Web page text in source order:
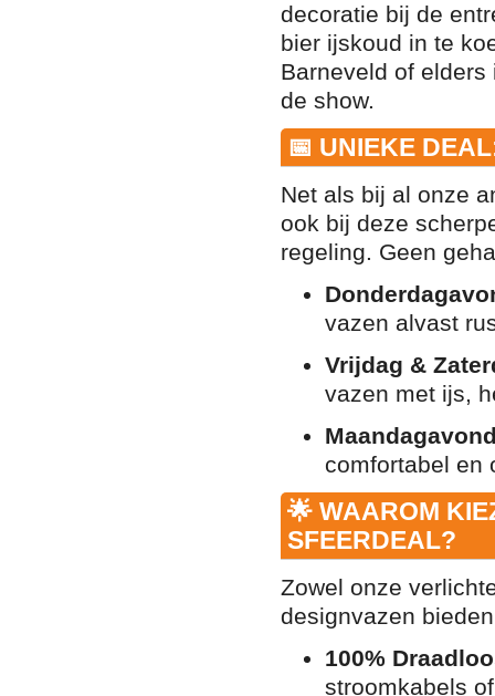
decoratie bij de
bier ijskoud in te
Barneveld of
de show.
📅 UNIEKE
Net als bij al onze
ook bij deze
regeling. Geen
vazen alvast
Vrijdag &
vazen met ijs,
comfortabel en
🌟 WAAROM
SFEERDEAL?
Zowel onze
designvazen
100%
stroomkabels